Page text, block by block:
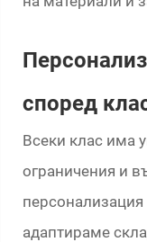
според
Всеки клас има
ограничения и
персонализация
адаптираме